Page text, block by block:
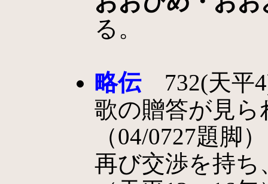
る。
略伝732(天平
歌の贈答が見
（04/0727題脚
再び交渉を持